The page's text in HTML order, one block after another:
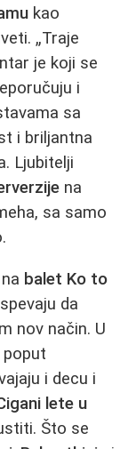
kao
„Traje
je koji se
i
sa
i briljantna
Ljubitelji
na
sa samo
balet Ko to
da
nov način. U
poput
i decu i
lete u
Što se